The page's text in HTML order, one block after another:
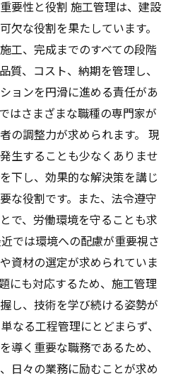
要性と役割 施工管理は、建設
欠な役割を果たしています。
工、完成までのすべての段階
質、コスト、納期を管理し、
ョンを円滑に進める責任があ
はさまざまな職種の専門家が
の調整力が求められます。 現
生することも少なくありませ
下し、効果的な解決策を講じ
な役割です。また、法令遵守
で、労働環境を守ることも求
では環境への配慮が重要視さ
資材の選定が求められていま
にも対応するため、施工管理
し、技術を学び続ける姿勢が
なる工程管理にとどまらず、
導く重要な職務であるため、
日々の業務に励むことが求め